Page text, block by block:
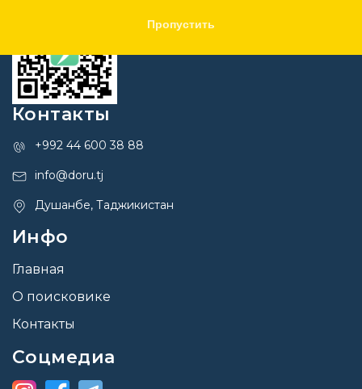
Пропустить
Контакты
+992 44 600 38 88
info@doru.tj
Душанбе, Таджикистан
Инфо
Главная
О поисковике
Контакты
Соцмедиа